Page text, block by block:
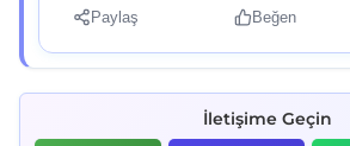
Paylaş Beğen
İletişime Geçin